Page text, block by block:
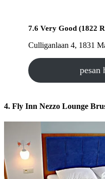
7.6 Very Good (1822
Culliganlaan 4, 1831
pesan
4. Fly Inn Nezzo Lounge